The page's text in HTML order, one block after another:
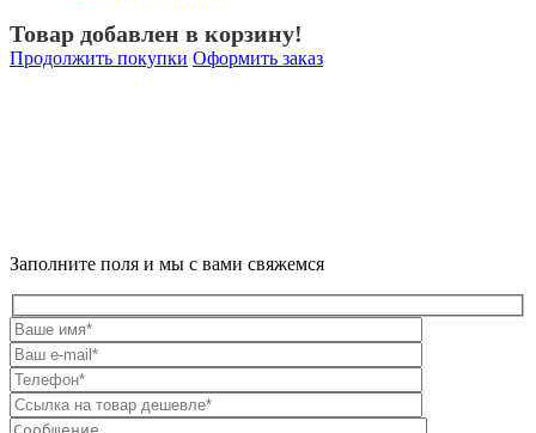
Товар добавлен в корзину!
Продолжить покупки Оформить заказ
Заполните поля и мы с вами свяжемся